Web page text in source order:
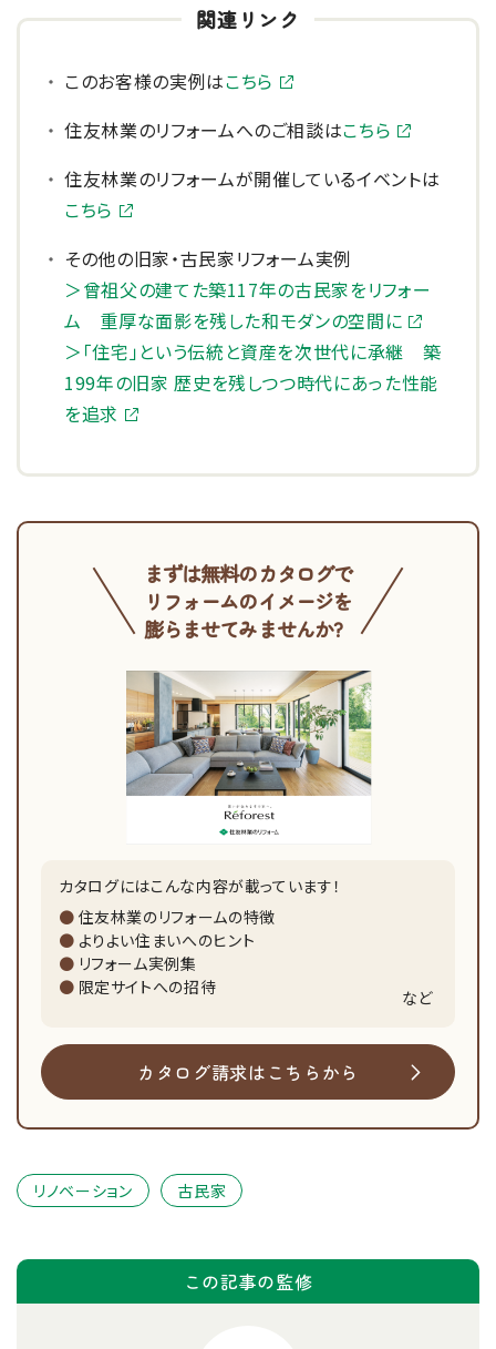
このお客様の実例はこちら
住友林業のリフォームへのご相談はこちら
住友林業のリフォームが開催しているイベントは
こちら
その他の旧家・古民家リフォーム実例
＞曾祖父の建てた築117年の古民家をリフォー
ム 重厚な面影を残した和モダンの空間に
＞「住宅」という伝統と資産を次世代に承継 築
199年の旧家 歴史を残しつつ時代にあった性能
を追求
まずは無料のカタログで
リフォームのイメージを
膨らませてみませんか?
カタログにはこんな内容が載っています！
住友林業のリフォームの特徴
よりよい住まいへのヒント
リフォーム実例集
限定サイトへの招待
など
カタログ請求はこちらから
リノベーション 古民家
この記事の監修